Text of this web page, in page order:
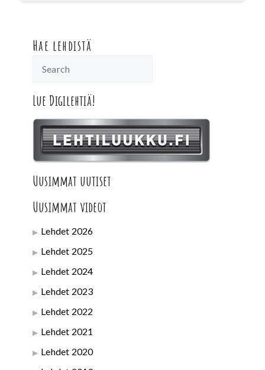
Hae lehdistä
Lue Digilehtiä!
Uusimmat uutiset
Uusimmat videot
Lehdet 2026
Lehdet 2025
Lehdet 2024
Lehdet 2023
Lehdet 2022
Lehdet 2021
Lehdet 2020